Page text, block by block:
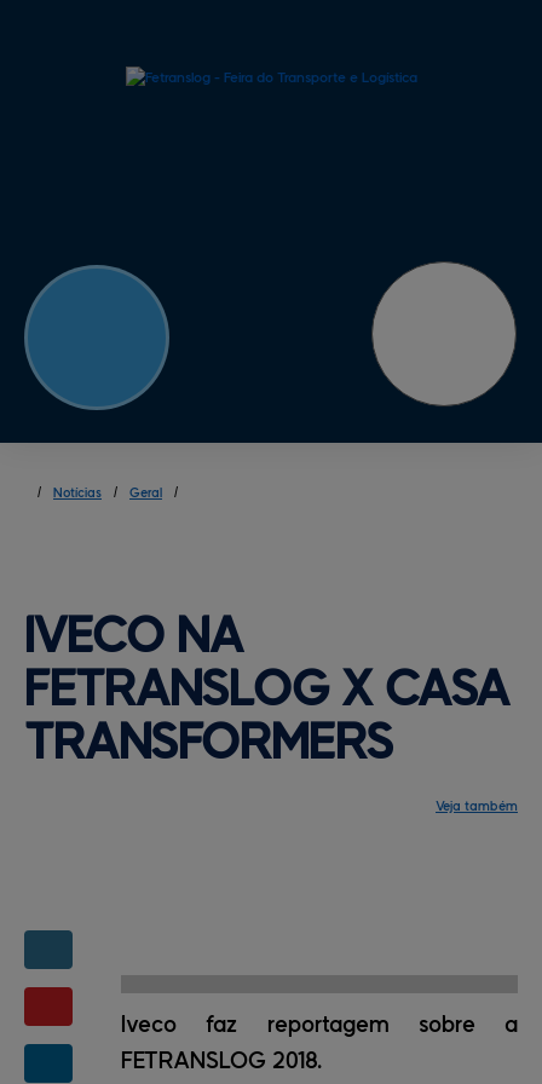
/ Notícias / Geral /
IVECO NA
FETRANSLOG X CASA
TRANSFORMERS
Veja também
Iveco faz reportagem sobre a
FETRANSLOG 2018.